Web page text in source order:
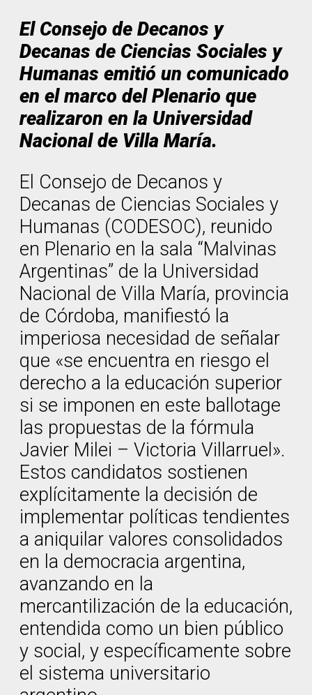
El Consejo de Decanos y
Decanas de Ciencias Sociales y
Humanas emitió un comunicado
en el marco del Plenario que
realizaron en la Universidad
Nacional de Villa María.
El Consejo de Decanos y
Decanas de Ciencias Sociales y
Humanas (CODESOC), reunido
en Plenario en la sala “Malvinas
Argentinas” de la Universidad
Nacional de Villa María, provincia
de Córdoba, manifiestó la
imperiosa necesidad de señalar
que «se encuentra en riesgo el
derecho a la educación superior
si se imponen en este ballotage
las propuestas de la fórmula
Javier Milei – Victoria Villarruel».
Estos candidatos sostienen
explícitamente la decisión de
implementar políticas tendientes
a aniquilar valores consolidados
en la democracia argentina,
avanzando en la
mercantilización de la educación,
entendida como un bien público
y social, y específicamente sobre
el sistema universitario